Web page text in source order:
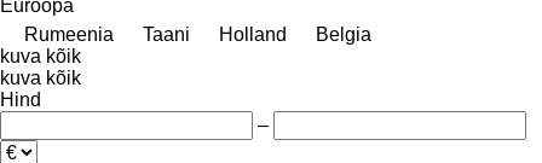
Euroopa
Rumeenia
Taani Holland
Belgia
kuva kõik
kuva kõik
Hind
–